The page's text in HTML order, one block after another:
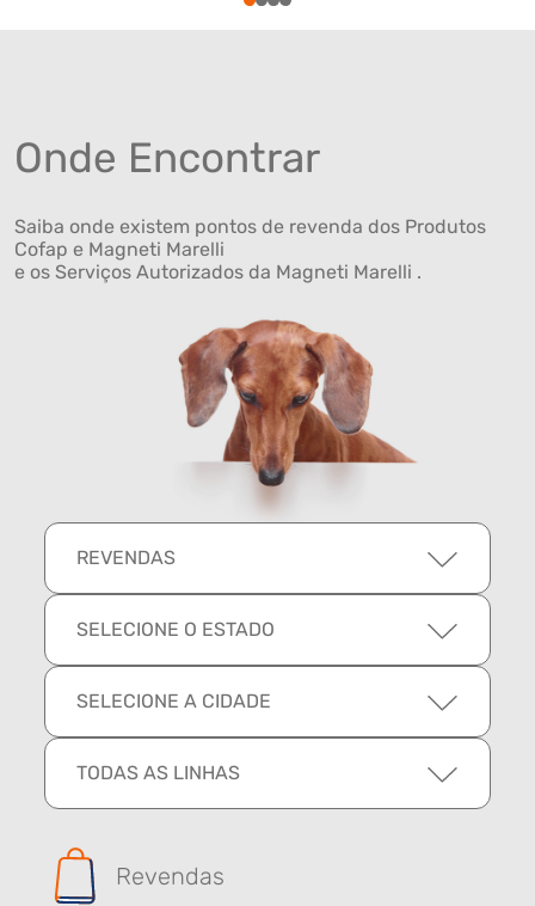
1234
Onde Encontrar
Saiba onde existem pontos de revenda dos Produtos
Cofap e Magneti Marelli
e os Serviços Autorizados da Magneti Marelli .
REVENDAS
SELECIONE O ESTADO
SELECIONE A CIDADE
TODAS AS LINHAS
Revendas